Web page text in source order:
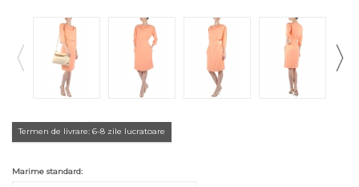
Termen de livrare: 6-8 zile lucratoare
Marime standard: